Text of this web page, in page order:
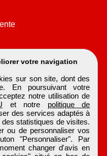
votre navigation
sur son site, dont des
En poursuivant votre
notre utilisation de
et notre politique de
des services adaptés à
statistiques de visites.
ou de personnaliser vos
"Personnaliser". Par
changer d'avis en